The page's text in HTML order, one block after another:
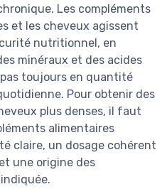
Les compléments
et les cheveux agissent
nutritionnel, en
minéraux et des acides
toujours en quantité
Pour obtenir des
plus denses, il faut
alimentaires
claire, un dosage cohérent
une origine des